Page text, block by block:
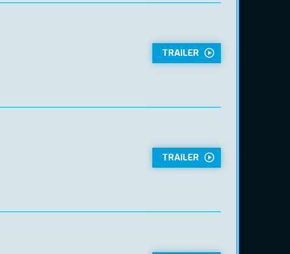
TRAILER
TRAILER